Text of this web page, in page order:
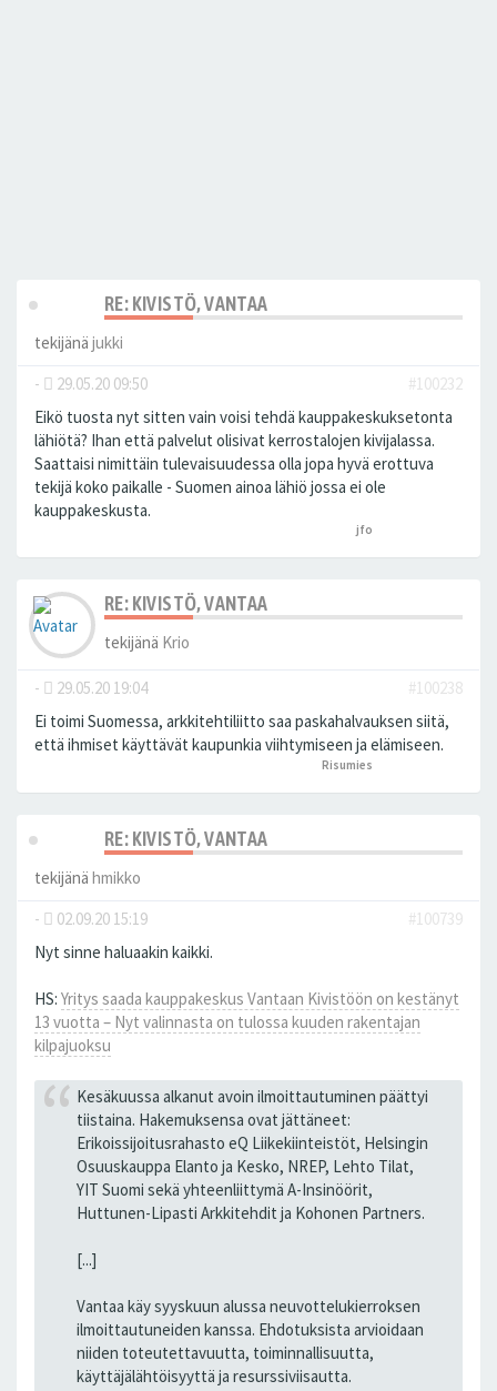
RE: KIVISTÖ, VANTAA
tekijänä jukki
-
29.05.20 09:50
#100232
Eikö tuosta nyt sitten vain voisi tehdä kauppakeskuksetonta
lähiötä? Ihan että palvelut olisivat kerrostalojen kivijalassa.
Saattaisi nimittäin tulevaisuudessa olla jopa hyvä erottuva
tekijä koko paikalle - Suomen ainoa lähiö jossa ei ole
kauppakeskusta.
jfo
RE: KIVISTÖ, VANTAA
tekijänä Krio
- 29.05.20 19:04
#100238
Ei toimi Suomessa, arkkitehtiliitto saa paskahalvauksen siitä,
että ihmiset käyttävät kaupunkia viihtymiseen ja elämiseen.
Risumies
RE: KIVISTÖ, VANTAA
tekijänä hmikko
-
02.09.20 15:19
#100739
Nyt sinne haluaakin kaikki.
HS: Yritys saada kauppakeskus Vantaan Kivistöön on kestänyt
13 vuotta – Nyt valinnasta on tulossa kuuden rakentajan
kilpajuoksu
Kesäkuussa alkanut avoin ilmoittautuminen päättyi
tiistaina. Hakemuksensa ovat jättäneet:
Erikoissijoitusrahasto eQ Liikekiinteistöt, Helsingin
Osuuskauppa Elanto ja Kesko, NREP, Lehto Tilat,
YIT Suomi sekä yhteenliittymä A-Insinöörit,
Huttunen-Lipasti Arkkitehdit ja Kohonen Partners.
[...]
Vantaa käy syyskuun alussa neuvottelukierroksen
ilmoittautuneiden kanssa. Ehdotuksista arvioidaan
niiden toteutettavuutta, toiminnallisuutta,
käyttäjälähtöisyyttä ja resurssiviisautta.